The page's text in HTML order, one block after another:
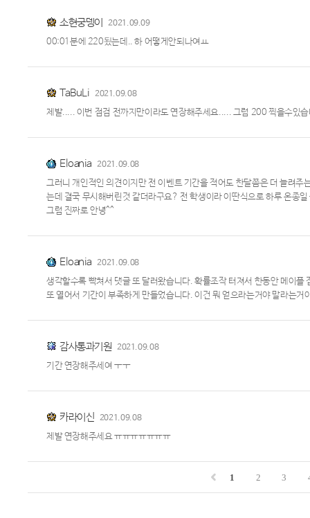
소현궁뎅이 2021.09.09
00:01분에 220됬는데.. 하 어떻게안되나여ㅛ
TaBuLi 2021.09.08
제발..... 이번 점검 전까지만이라도 연장해주세요..... 그럼 200 찍을수있
Eloania 2021.09.08
그러니 개인적인 의견이지만 전 이벤트 기간을 적어도 한달쯤은 더 늘려
는데 결국 무시해버린것 같더라구요? 전 학생이라 이딴식으로 하루 온종
그럼 진짜로 안녕^^
Eloania 2021.09.08
생각할수록 빡쳐서 댓글 또 달러왔습니다. 확률조작 터져서 한동안 메이
또 열어서 기간이 부족하게 만들었습니다. 이건 뭐 얻으라는거야 말라는
감사통과기원 2021.09.08
기간 연장해주세여 ㅜㅜ
카라이신 2021.09.08
제발 연장해주세요 ㅠㅠㅠㅠㅠㅠㅠ
1 2 3